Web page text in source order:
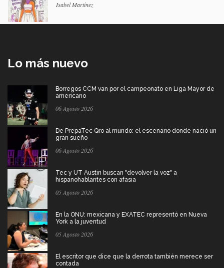
Isabel Martínez
Lo más nuevo
Borregos CCM van por el campeonato en Liga Mayor de
americano
06 Agosto 2026
De PrepaTec Qro al mundo: el escenario donde nació un
gran sueño
06 Agosto 2026
Tec y UT Austin buscan "devolver la voz" a
hispanohablantes con afasia
05 Agosto 2026
En la ONU: mexicana y EXATEC representó en Nueva
York a la juventud
05 Agosto 2026
El escritor que dice que la derrota también merece ser
contada